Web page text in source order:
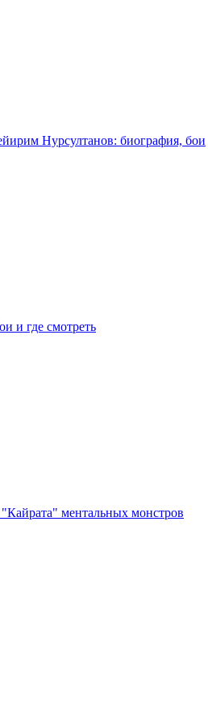
Нурсултанов: биография, бои
и где смотреть
ментальных монстров